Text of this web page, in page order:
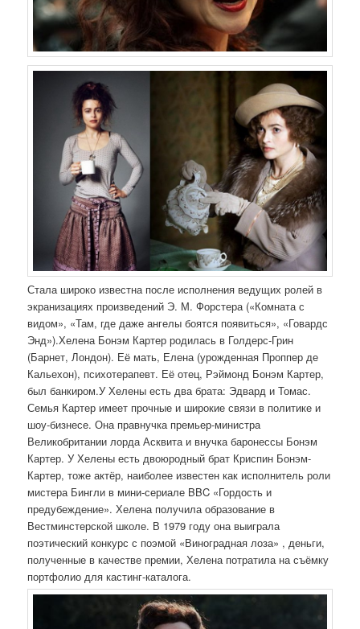
Стала широко известна после исполнения ведущих ролей в
экранизациях произведений Э. М. Форстера («Комната с
видом», «Там, где даже ангелы боятся появиться», «Говардс
Энд»).Хелена Бонэм Картер родилась в Голдерс-Грин
(Барнет, Лондон). Её мать, Елена (урожденная Проппер де
Кальехон), психотерапевт. Её отец, Рэймонд Бонэм Картер,
был банкиром.У Хелены есть два брата: Эдвард и Томас.
Семья Картер имеет прочные и широкие связи в политике и
шоу-бизнесе. Она правнучка премьер-министра
Великобритании лорда Асквита и внучка баронессы Бонэм
Картер. У Хелены есть двоюродный брат Криспин Бонэм-
Картер, тоже актёр, наиболее известен как исполнитель роли
мистера Бингли в мини-сериале BBC «Гордость и
предубеждение». Хелена получила образование в
Вестминстерской школе. В 1979 году она выиграла
поэтический конкурс с поэмой «Виноградная лоза» , деньги,
полученные в качестве премии, Хелена потратила на съёмку
портфолио для кастинг-каталога.